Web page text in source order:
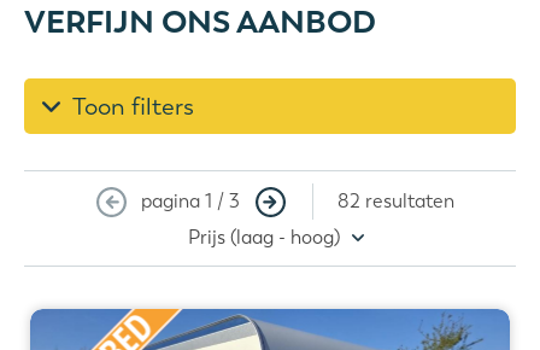
VERFIJN ONS AANBOD
Toon filters
pagina 1 / 3
82 resultaten
Prijs (laag - hoog)